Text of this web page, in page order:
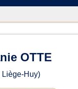
OTTE
Liège-Huy)